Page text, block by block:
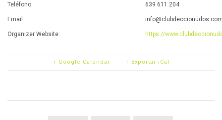
Teléfono: 639 611 204
Email:
Organizer Website: https://
+ Google Calendar + Exportar iCal